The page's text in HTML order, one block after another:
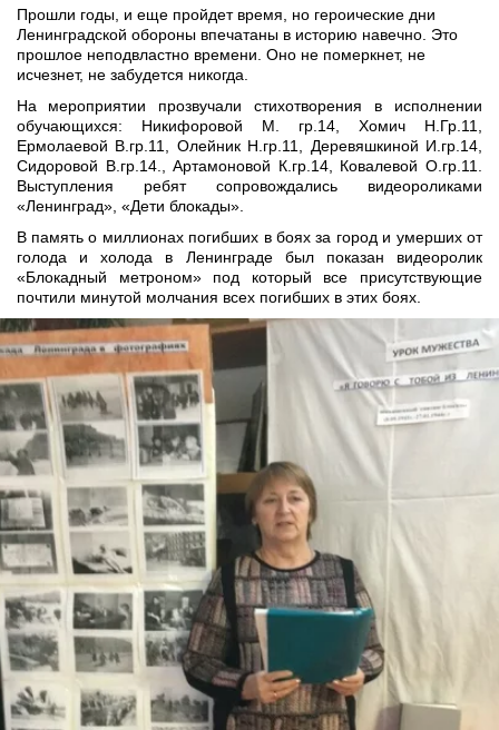
Прошли годы, и еще пройдет время, но героические дни
Ленинградской обороны впечатаны в историю навечно. Это
прошлое неподвластно времени. Оно не померкнет, не
исчезнет, не забудется никогда.
На мероприятии прозвучали стихотворения в исполнении
обучающихся: Никифоровой М. гр.14, Хомич Н.Гр.11,
Ермолаевой В.гр.11, Олейник Н.гр.11, Деревяшкиной И.гр.14,
Сидоровой В.гр.14., Артамоновой К.гр.14, Ковалевой О.гр.11.
Выступления ребят сопровождались видеороликами
«Ленинград», «Дети блокады».
В память о миллионах погибших в боях за город и умерших от
голода и холода в Ленинграде был показан видеоролик
«Блокадный метроном» под который все присутствующие
почтили минутой молчания всех погибших в этих боях.